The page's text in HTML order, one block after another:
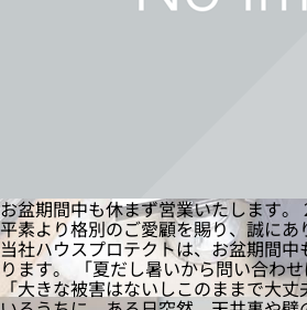
お盆期間中も休まず営業いたします。
平素より格別のご愛顧を賜り、誠に
当社ハウスプロテクトは、お盆期間
ります。 「夏だし暑いから問い合わ
「大きな被害はないしこのままで大